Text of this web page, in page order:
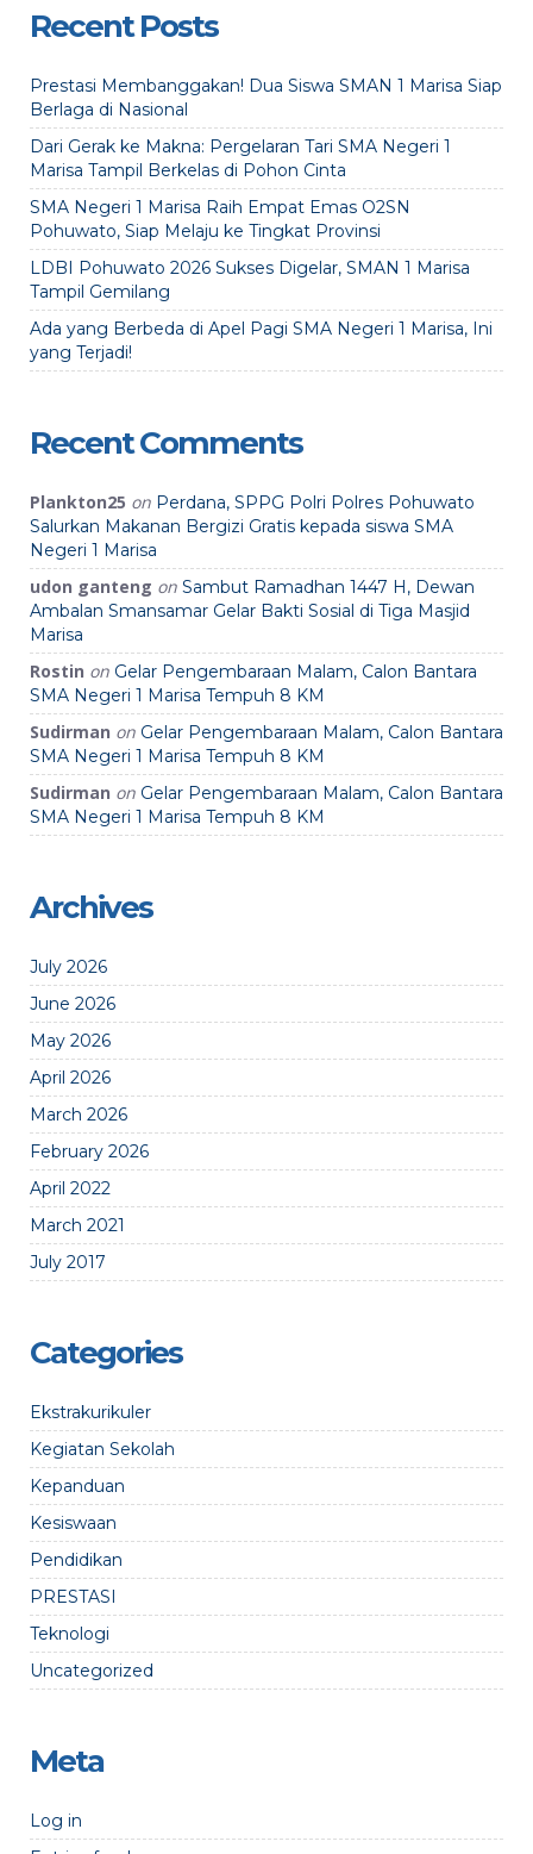
Recent Posts
Prestasi Membanggakan! Dua Siswa SMAN 1 Marisa Siap
Berlaga di Nasional
Dari Gerak ke Makna: Pergelaran Tari SMA Negeri 1
Marisa Tampil Berkelas di Pohon Cinta
SMA Negeri 1 Marisa Raih Empat Emas O2SN
Pohuwato, Siap Melaju ke Tingkat Provinsi
LDBI Pohuwato 2026 Sukses Digelar, SMAN 1 Marisa
Tampil Gemilang
Ada yang Berbeda di Apel Pagi SMA Negeri 1 Marisa, Ini
yang Terjadi!
Recent Comments
Plankton25 on Perdana, SPPG Polri Polres Pohuwato
Salurkan Makanan Bergizi Gratis kepada siswa SMA
Negeri 1 Marisa
udon ganteng on Sambut Ramadhan 1447 H, Dewan
Ambalan Smansamar Gelar Bakti Sosial di Tiga Masjid
Marisa
Rostin on Gelar Pengembaraan Malam, Calon Bantara
SMA Negeri 1 Marisa Tempuh 8 KM
Sudirman on Gelar Pengembaraan Malam, Calon Bantara
SMA Negeri 1 Marisa Tempuh 8 KM
Sudirman on Gelar Pengembaraan Malam, Calon Bantara
SMA Negeri 1 Marisa Tempuh 8 KM
Archives
July 2026
June 2026
May 2026
April 2026
March 2026
February 2026
April 2022
March 2021
July 2017
Categories
Ekstrakurikuler
Kegiatan Sekolah
Kepanduan
Kesiswaan
Pendidikan
PRESTASI
Teknologi
Uncategorized
Meta
Log in